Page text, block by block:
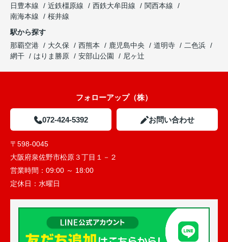
日豊本線
近鉄橿原線 西鉄大牟田線
関西本線
南海本線
桜井線
駅から探す
那覇空港
大久保 西熊本 鹿児島中央 道明寺
二色浜
網干
はりま勝原 安部山公園 尼ヶ辻
フォローアップ（株）
072-424-5392 お問い合わせ
〒598-0045
大阪府泉佐野市松原３丁目１－２
営業時間： 09:00 ～ 18:00
定休日： 水曜日